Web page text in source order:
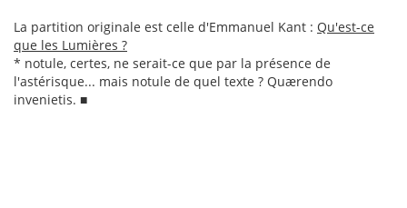
La partition originale est celle d'Emmanuel Kant : Qu'est-ce
que les Lumières ?
* notule, certes, ne serait-ce que par la présence de
l'astérisque... mais notule de quel texte ? Quærendo
invenietis. ■